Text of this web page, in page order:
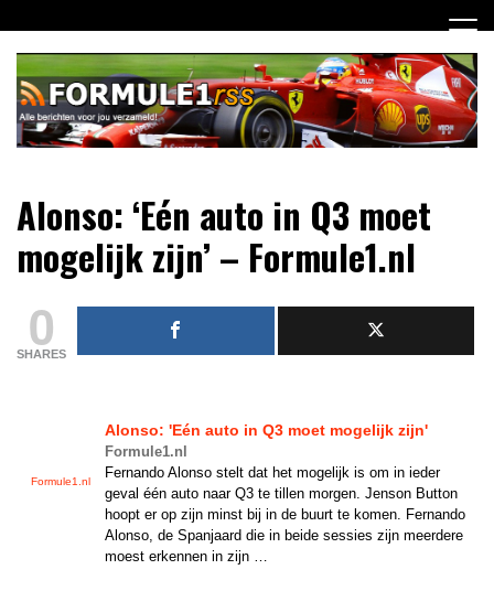
naar
inhoud
Formule 1 RSS
verzameld!
Alonso: ‘Eén auto in Q3 moet
mogelijk zijn’ – Formule1.nl
0
SHARES
Formule1.nl
Alonso: 'Eén auto in Q3 moet mogelijk zijn'
Formule1.nl
Fernando Alonso stelt dat het mogelijk is om in ieder
geval één auto naar Q3 te tillen morgen. Jenson Button
hoopt er op zijn minst bij in de buurt te komen. Fernando
Alonso, de Spanjaard die in beide sessies zijn meerdere
moest erkennen in zijn …